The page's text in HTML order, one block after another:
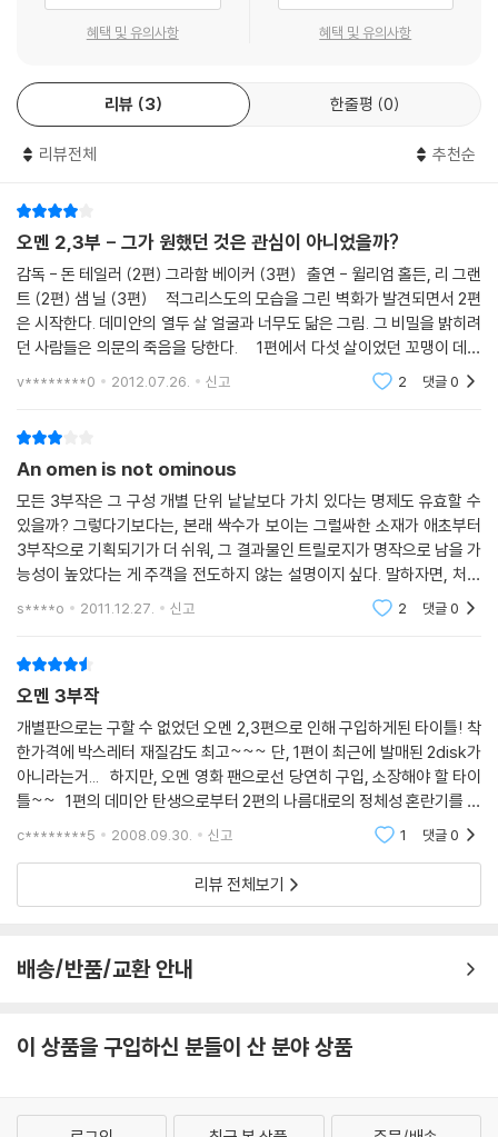
놀즈는 데미안을 사랑하게 되지만 브레넌 신부는 그녀를 찾아와 데미안의
정체를 밝히고 도움을 청한다. 한편, 브레넌 신부와 인류를 구원하려는 수
준비한다. 그러나 데미안은 그들을 모두 처참하게 살해하고 이제 단 하나
의 희망은 레이놀즈 뿐인데...
혜택 및 유의사항 혜택 및 유의사항
리뷰 3 한줄평 0
리뷰전체 추천순
오멘 2,3부 - 그가 원했던 것은 관심이 아니었을까?
감독 - 돈 테일러 (2편) 그라함 베이커 (3편) 출연 - 윌리엄 홀든, 리 그랜
트 (2편) 샘 닐 (3편) 적그리스도의 모습을 그린 벽화가 발견되면서 2편
은 시작한다. 데미안의 열두 살 얼굴과 너무도 닮은 그림. 그 비밀을 밝히려
던 사람들은 의문의 죽음을 당한다. 1편에서 다섯 살이었던 꼬맹이 데미
안은 2편에서는 12살이 되었다. 석유 회사를 비롯한 다른 많은
v********0 2012.07.26. 신고 2 댓글0
An omen is not ominous
모든 3부작은 그 구성 개별 단위 낱낱보다 가치 있다는 명제도 유효할 수
있을까? 그렇다기보다는, 본래 싹수가 보이는 그럴싸한 소재가 애초부터
3부작으로 기획되기가 더 쉬워, 그 결과물인 트릴로지가 명작으로 남을 가
능성이 높았다는 게 주객을 전도하지 않는 설명이지 싶다. 말하자면, 처음
부터 될성부른 게 결국 꽃을 피우는 법이고, 쭉정이로 시들 건 어떤 태깔을
s****o 2011.12.27. 신고 2 댓글0
오멘 3부작
개별판으로는 구할 수 없었던 오멘 2,3편으로 인해 구입하게된 타이틀! 착
한가격에 박스레터 재질감도 최고~~~ 단, 1편이 최근에 발매된 2disk가
아니라는거... 하지만, 오멘 영화 팬으로선 당연히 구입, 소장해야 할 타이
틀~~ 1편의 데미안 탄생으로부터 2편의 나름대로의 정체성 혼란기를 맞
으며 3편에 국가를 좌지우지 하려는 데미안... 평에 의하면 1편에 비해 2,
c********5 2008.09.30. 신고 1 댓글0
리뷰 전체보기
배송/반품/교환 안내
이 상품을 구입하신 분들이 산 분야 상품